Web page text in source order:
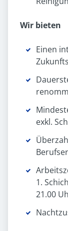
Wir bieten
Einen
exkl.
1.
21.00